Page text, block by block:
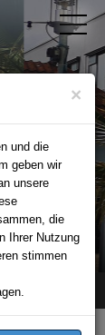
×
und die
geben wir
unsere
die
Ihrer Nutzung
stimmen